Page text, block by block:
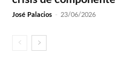
José Palacios - 23/06/2026